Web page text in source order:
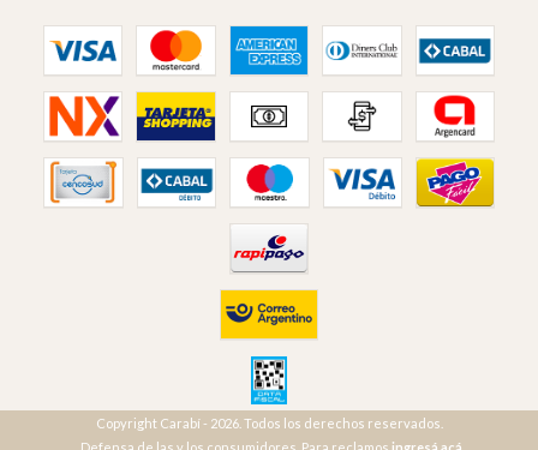
Copyright Carabí - 2026. Todos los derechos reservados.